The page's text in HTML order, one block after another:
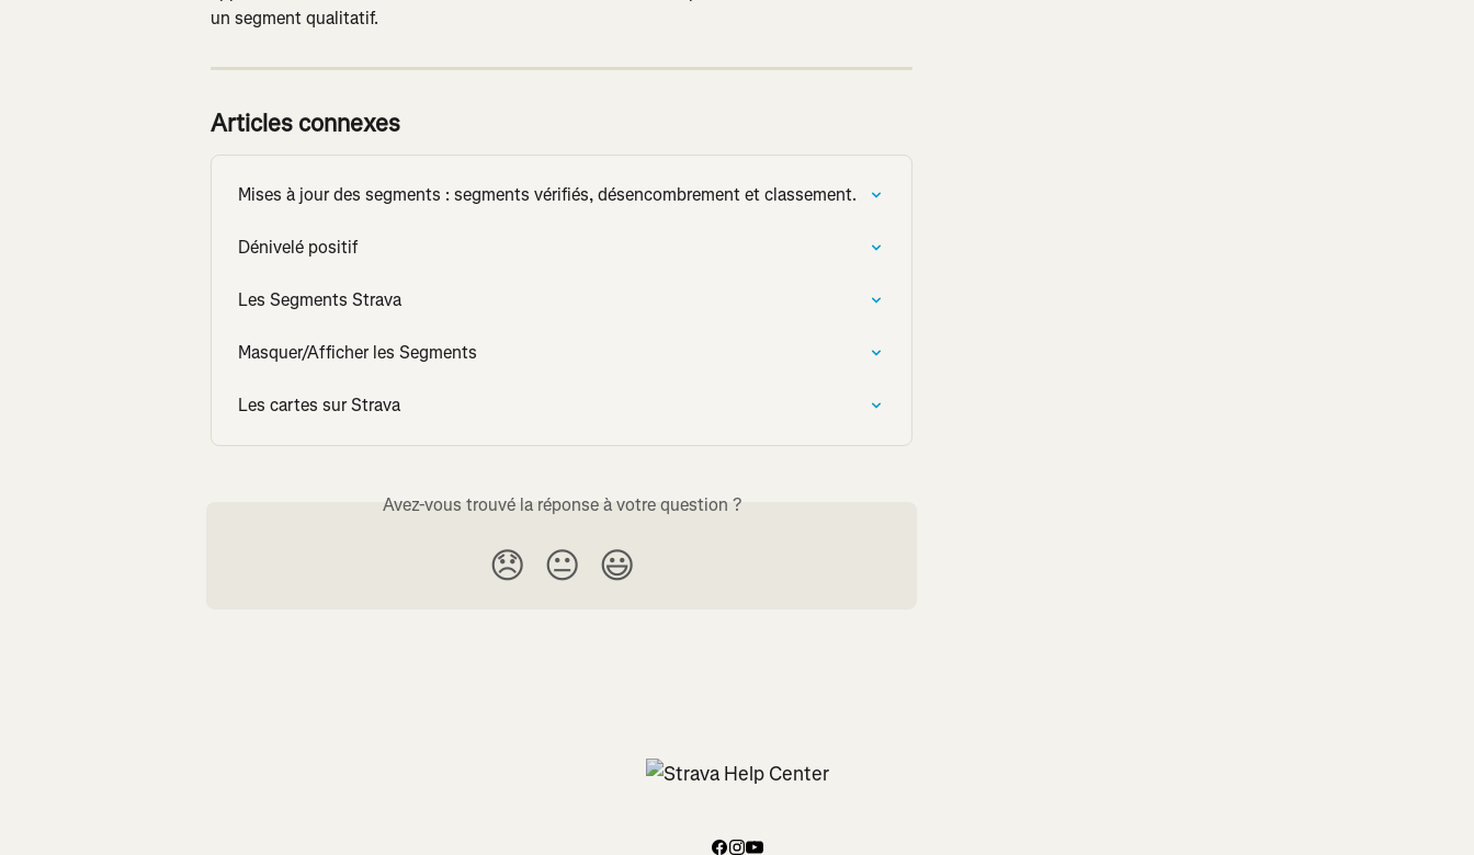
un segment qualitatif.
Articles connexes
Mises à jour des segments : segments vérifiés, désencombrement et classement.
Dénivelé positif
Les Segments Strava
Masquer/Afficher les Segments
Les cartes sur Strava
Avez-vous trouvé la réponse à votre question ?
😞 😐 😃